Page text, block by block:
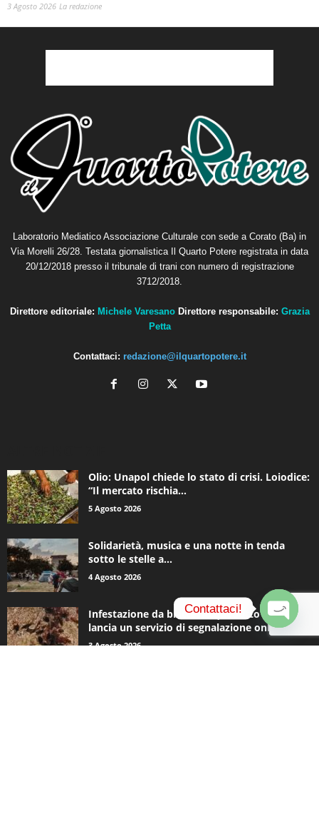
3 Agosto 2026 La redazione
Laboratorio Mediatico Associazione Culturale con sede a Corato (Ba) in
Via Morelli 26/28. Testata giornalistica Il Quarto Potere registrata in data
20/12/2018 presso il tribunale di trani con numero di registrazione
3712/2018.
Direttore editoriale: Michele Varesano Direttore responsabile: Grazia
Petta
Contattaci: redazione@ilquartopotere.it
Olio: Unapol chiede lo stato di crisi. Loiodice:
“Il mercato rischia...
5 Agosto 2026
Solidarietà, musica e una notte in tenda
sotto le stelle a...
4 Agosto 2026
Infestazione da blatte, Acquedotto Pugliese
lancia un servizio di segnalazione online
3 Agosto 2026
Contattaci!
O